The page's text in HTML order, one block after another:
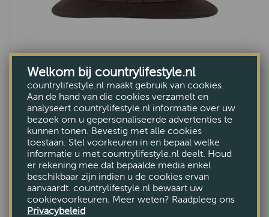
Vittorio Crushable brown
VAN €65,-
VOOR €49,95
Welkom bij countrylifestyle.nl
countrylifestyle.nl maakt gebruik van cookies.
Aan de hand van die cookies verzamelt en
analyseert countrylifestyle.nl informatie over uw
bezoek om u gepersonaliseerde advertenties te
kunnen tonen. Bevestig met alle cookies
toestaan. Stel voorkeuren in en bepaal welke
informatie u met countrylifestyle.nl deelt. Houd
er rekening mee dat bepaalde media enkel
beschikbaar zijn indien u de cookies ervan
aanvaardt. countrylifestyle.nl bewaart uw
cookievoorkeuren. Meer weten? Raadpleeg ons
Privacybeleid